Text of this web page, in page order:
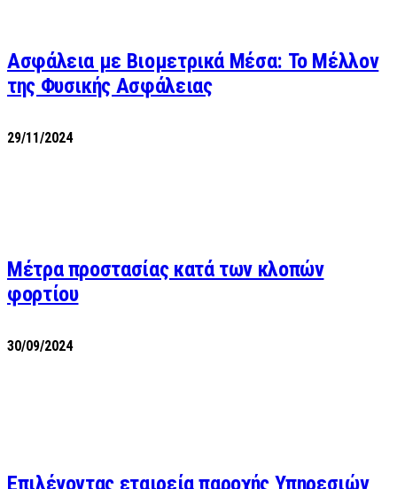
Ασφάλεια με Βιομετρικά Μέσα: Το Μέλλον
της Φυσικής Ασφάλειας
29/11/2024
Μέτρα προστασίας κατά των κλοπών
φορτίου
30/09/2024